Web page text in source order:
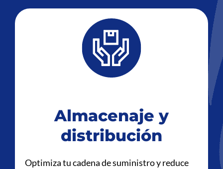
Almacenaje y
distribución
Optimiza tu cadena de suministro y reduce